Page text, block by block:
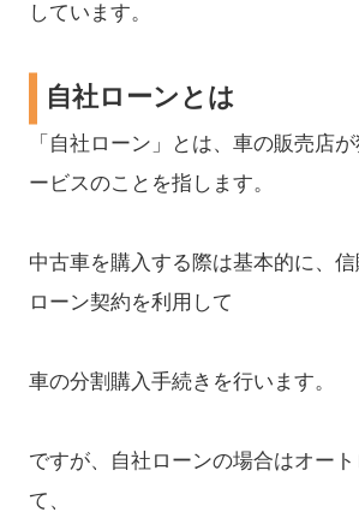
しています。
自社ローンとは
「自社ローン」とは、車の販売店
ービスのことを指します。
中古車を購入する際は基本的に、
ローン契約を利用して
車の分割購入手続きを行います。
ですが、自社ローンの場合はオー
て、